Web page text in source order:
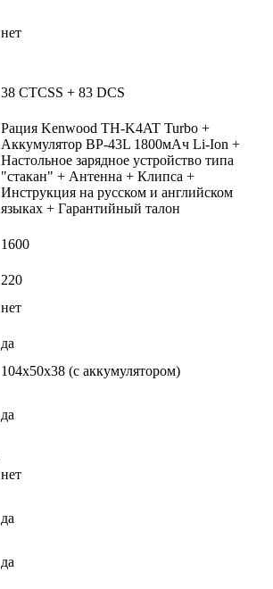
нет
38 CTCSS + 83 DCS
Рация Kenwood TH-K4AT Turbo +
Аккумулятор BP-43L 1800мАч Li-Ion +
Настольное зарядное устройство типа
"стакан" + Антенна + Клипса +
Инструкция на русском и английском
языках + Гарантийный талон
1600
220
нет
да
104x50x38 (c аккумулятором)
да
нет
да
да